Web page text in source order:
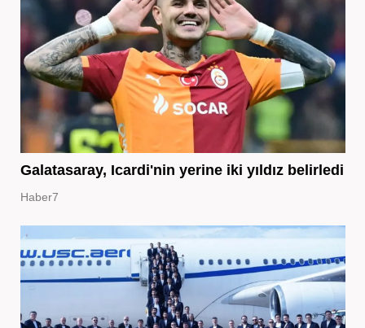
Galatasaray, Icardi'nin yerine iki yıldız belirledi
Haber7